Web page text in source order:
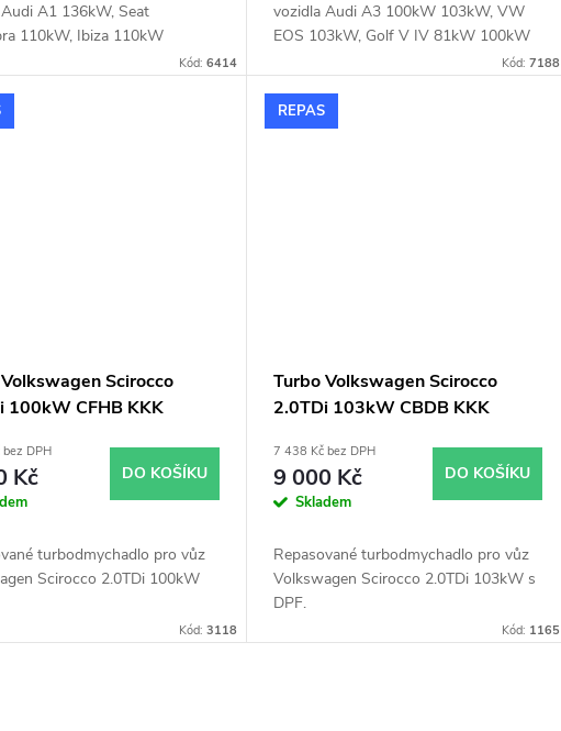
A1 136kW, Seat
110kW, Ibiza 110kW
Škoda Fabia RS 132kW, VW
Golf 103kW 118kW 125kW,
118kW 125kW, Passat
Kód: 6414
vozidla Audi A3 100kW 103kW, VW
EOS 103kW, Golf V IV 81kW 100kW
103kW, Jetta 100kW 103kW, Passat
103kW, Tiguan 100kW 103kW
Kód: 7188
Scirocco
100kW CFHB KKK
54409700021
DPH
Kč DO KOŠÍKU
turbodmychadlo pro vůz
Scirocco 2.0TDi 100kW
Kód: 3118
REPAS
Turbo Volkswagen Scirocco
2.0TDi 103kW CBDB KKK
53039700205 53039700139
7 438 Kč bez DPH
9 000 Kč
Skladem
DO KOŠÍKU
Repasované turbodmychadlo pro vůz
Volkswagen Scirocco 2.0TDi 103kW s
DPF.
Kód: 1165